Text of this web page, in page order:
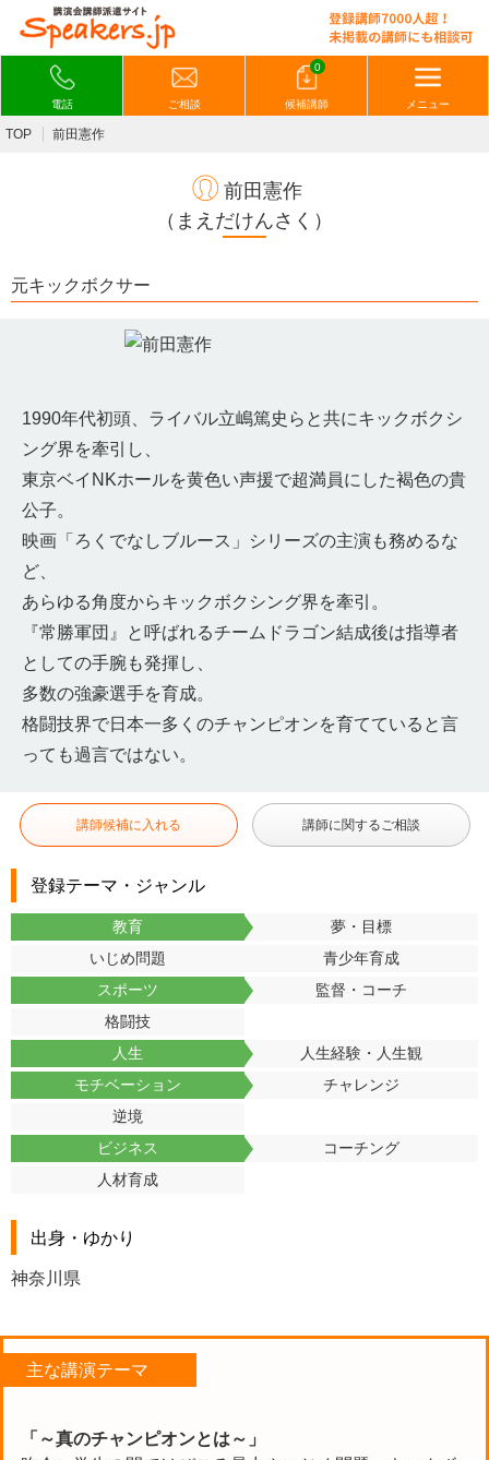
電話 ご相談
0
候補講師 メニュー
TOP 前田憲作
前田憲作
（まえだけんさく）
元キックボクサー
1990年代初頭、ライバル立嶋篤史らと共にキックボクシ
ング界を牽引し、
東京ベイNKホールを黄色い声援で超満員にした褐色の貴
公子。
映画「ろくでなしブルース」シリーズの主演も務めるな
ど、
あらゆる角度からキックボクシング界を牽引。
『常勝軍団』と呼ばれるチームドラゴン結成後は指導者
としての手腕も発揮し、
多数の強豪選手を育成。
格闘技界で日本一多くのチャンピオンを育てていると言
っても過言ではない。
講師候補に入れる 講師に関するご相談
登録テーマ・ジャンル
教育
夢・目標
いじめ問題
青少年育成
スポーツ
監督・コーチ
格闘技
人生
人生経験・人生観
モチベーション
チャレンジ
逆境
ビジネス
コーチング
人材育成
出身・ゆかり
神奈川県
主な講演テーマ
「～真のチャンピオンとは～」